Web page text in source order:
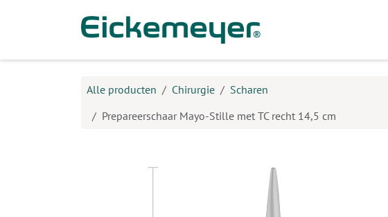
Alle producten Chirurgie
Scharen
Prepareerschaar Mayo-Stille met TC recht 14,5 cm